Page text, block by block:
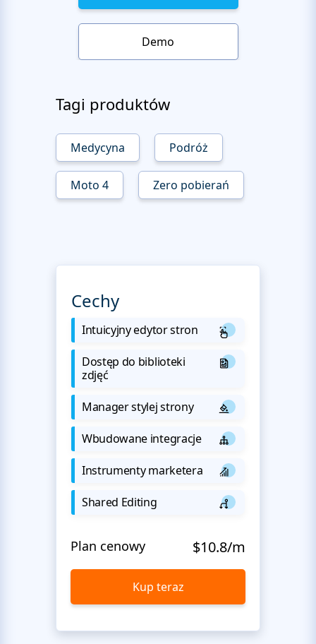
Demo
Tagi produktów
Medycyna Podróż
Moto 4 Zero pobierań
Cechy
Intuicyjny edytor stron
Dostęp do biblioteki
zdjęć
Manager stylej strony
Wbudowane integracje
Instrumenty marketera
Shared Editing
Plan cenowy $10.8/m
Kup teraz